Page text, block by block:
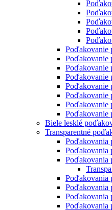
Poďakovanie
Poďakovanie
Poďakovanie
Poďakovanie
Poďakovanie
Poďakovanie
Poďakovanie
Poďakovanie
Biele lesklé
Transparentné
Poďakovania
Poďakovania
Poďakovania
Poďakovania
Poďakovania
Poďakovania
Poďakovania